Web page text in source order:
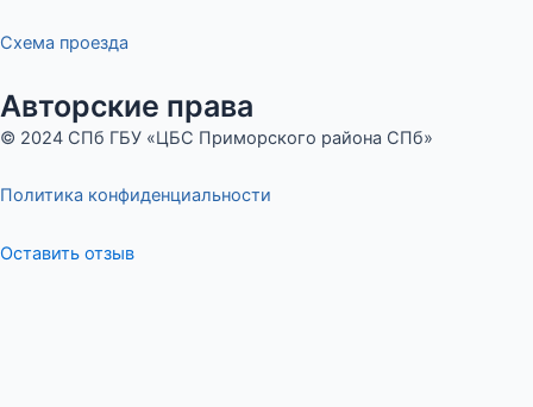
Схема проезда
Авторские права
© 2024 СПб ГБУ «ЦБС Приморского района СПб»
Политика конфиденциальности
Оставить отзыв